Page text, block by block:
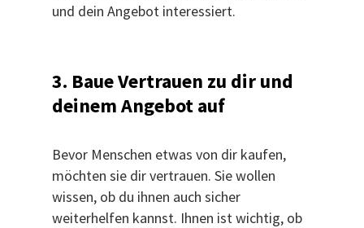
und dein Angebot interessiert.
3. Baue Vertrauen zu dir und
deinem Angebot auf
Bevor Menschen etwas von dir kaufen,
möchten sie dir vertrauen. Sie wollen
wissen, ob du ihnen auch sicher
weiterhelfen kannst. Ihnen ist wichtig, ob